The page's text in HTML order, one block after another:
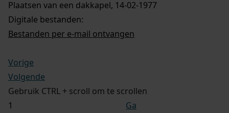
Plaatsen van een dakkapel, 14-02-1977
Digitale bestanden:
Bestanden per e-mail ontvangen
Vorige
Volgende
Gebruik CTRL + scroll om te scrollen
Ga